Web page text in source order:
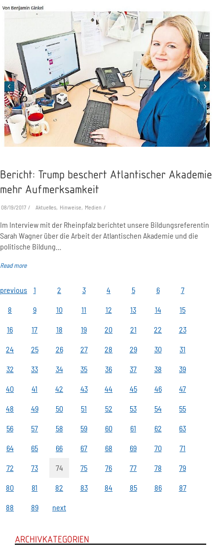
Bericht: Trump beschert Atlantischer Akademie
mehr Aufmerksamkeit
08/19/2017 Aktuelles, Hinweise, Medien
Im Interview mit der Rheinpfalz berichtet unsere Bildungsreferentin
Sarah Wagner über die Arbeit der Atlantischen Akademie und die
politische Bildung…
Read more
previous 1 2 3 4 5 6 7
8 9 10 11 12 13 14 15
16 17 18 19 20 21 22 23
24 25 26 27 28 29 30 31
32 33 34 35 36 37 38 39
40 41 42 43 44 45 46 47
48 49 50 51 52 53 54 55
56 57 58 59 60 61 62 63
64 65 66 67 68 69 70 71
72 73 74 75 76 77 78 79
80 81 82 83 84 85 86 87
88 89 next
ARCHIVKATEGORIEN